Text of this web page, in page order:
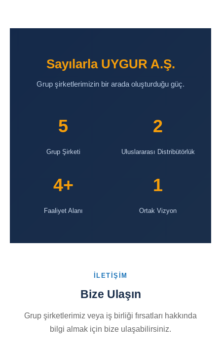
Sayılarla UYGUR A.Ş.
Grup şirketlerimizin bir arada oluşturduğu güç.
5
Grup Şirketi
2
Uluslararası Distribütörlük
4+
Faaliyet Alanı
1
Ortak Vizyon
İLETIŞIM
Bize Ulaşın
Grup şirketlerimiz veya iş birliği fırsatları hakkında
bilgi almak için bize ulaşabilirsiniz.